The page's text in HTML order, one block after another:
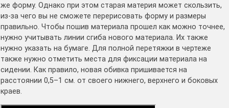
же форму. Однако при этом старая материя может скользить,
из-за чего вы не сможете перерисовать форму и размеры
правильно. Чтобы пошив материала прошел как можно точнее,
нужно учитывать линии сгиба нового материала. Их также
нужно указать на бумаге. Для полной перетяжки в чертеже
также нужно отметить места для фиксации материала на
сидении. Как правило, новая обивка пришивается на
расстоянии 0,5–1 см. от своего нижнего, верхнего и боковых
краев.